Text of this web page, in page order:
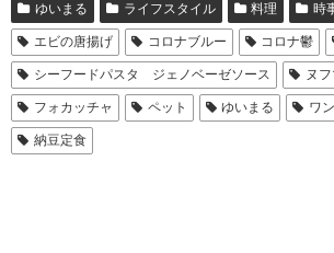
ゆいまる ライフスタイル 料理 時
エビの唐揚げ コロナブルー コロナ鬱
シーフードパスタ ジェノベーゼソース ヌ
フォカッチャ ペット ゆいまる ワ
納豆定食